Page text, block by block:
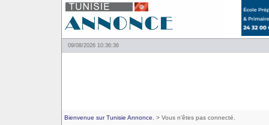
09/08/2026 10:36:36
Bienvenue sur Tunisie Annonce. > Vous n'êtes pas connecté.